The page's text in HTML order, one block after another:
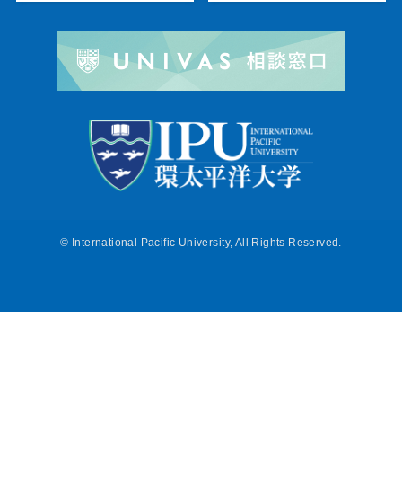
© International Pacific University, All Rights Reserved.